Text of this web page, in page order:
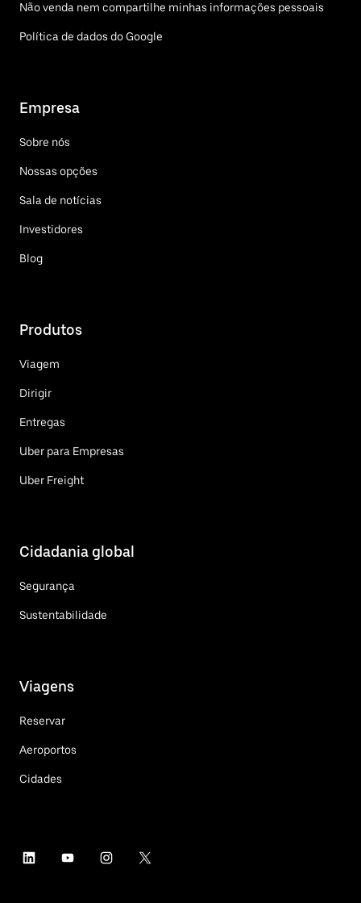
Não venda nem compartilhe minhas informações pessoais
Política de dados do Google
Empresa
Sobre nós
Nossas opções
Sala de notícias
Investidores
Blog
Produtos
Viagem
Dirigir
Entregas
Uber para Empresas
Uber Freight
Cidadania global
Segurança
Sustentabilidade
Viagens
Reservar
Aeroportos
Cidades